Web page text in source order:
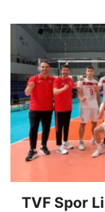
TVF Spor